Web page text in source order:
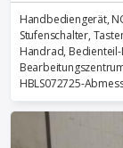
Handbediengerät,
Stufenschalter,
Handrad,
HBLS072725-